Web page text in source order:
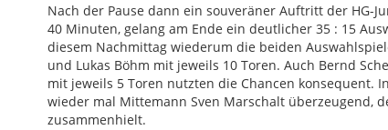
Nach der Pause dann ein souveräner Auftritt der HG-
40 Minuten, gelang am Ende ein deutlicher 35 : 15
diesem Nachmittag wiederum die beiden
und Lukas Böhm mit jeweils 10 Toren. Auch Bernd
mit jeweils 5 Toren nutzten die Chancen konsequent.
wieder mal Mittemann Sven Marschalt überzeugend,
zusammenhielt.